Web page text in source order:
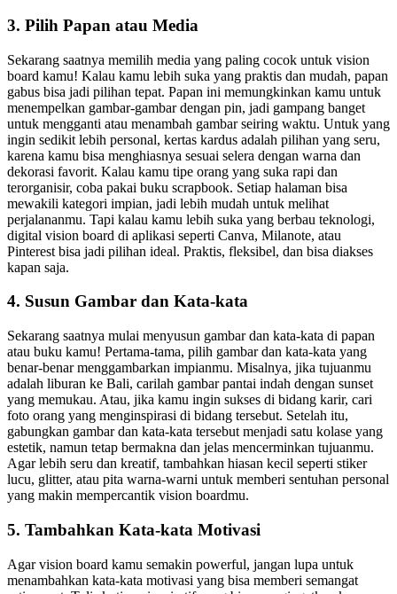
3. Pilih Papan atau Media
Sekarang saatnya memilih media yang paling cocok untuk vision
board kamu! Kalau kamu lebih suka yang praktis dan mudah, papan
gabus bisa jadi pilihan tepat. Papan ini memungkinkan kamu untuk
menempelkan gambar-gambar dengan pin, jadi gampang banget
untuk mengganti atau menambah gambar seiring waktu. Untuk yang
ingin sedikit lebih personal, kertas kardus adalah pilihan yang seru,
karena kamu bisa menghiasnya sesuai selera dengan warna dan
dekorasi favorit. Kalau kamu tipe orang yang suka rapi dan
terorganisir, coba pakai buku scrapbook. Setiap halaman bisa
mewakili kategori impian, jadi lebih mudah untuk melihat
perjalananmu. Tapi kalau kamu lebih suka yang berbau teknologi,
digital vision board di aplikasi seperti Canva, Milanote, atau
Pinterest bisa jadi pilihan ideal. Praktis, fleksibel, dan bisa diakses
kapan saja.
4. Susun Gambar dan Kata-kata
Sekarang saatnya mulai menyusun gambar dan kata-kata di papan
atau buku kamu! Pertama-tama, pilih gambar dan kata-kata yang
benar-benar menggambarkan impianmu. Misalnya, jika tujuanmu
adalah liburan ke Bali, carilah gambar pantai indah dengan sunset
yang memukau. Atau, jika kamu ingin sukses di bidang karir, cari
foto orang yang menginspirasi di bidang tersebut. Setelah itu,
gabungkan gambar dan kata-kata tersebut menjadi satu kolase yang
estetik, namun tetap bermakna dan jelas mencerminkan tujuanmu.
Agar lebih seru dan kreatif, tambahkan hiasan kecil seperti stiker
lucu, glitter, atau pita warna-warni untuk memberi sentuhan personal
yang makin mempercantik vision boardmu.
5. Tambahkan Kata-kata Motivasi
Agar vision board kamu semakin powerful, jangan lupa untuk
menambahkan kata-kata motivasi yang bisa memberi semangat